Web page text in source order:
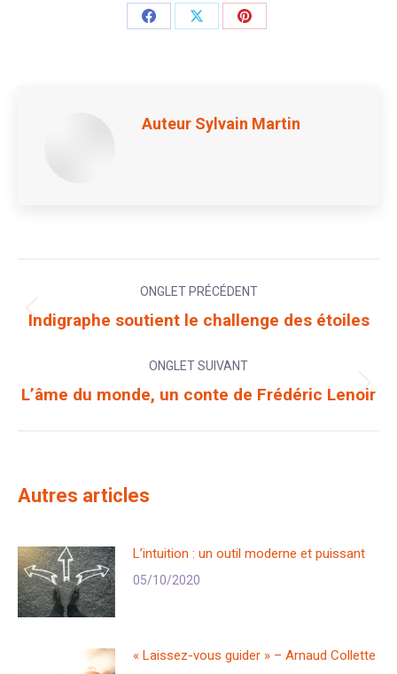
Share
Share
Share
Auteur Sylvain Martin
de
commentaire
ONGLET PRÉCÉDENT
Onglet
Indigraphe soutient le challenge des étoiles
ONGLET SUIVANT
Onglet
L’âme du monde, un conte de Frédéric Lenoir
Autres articles
L’intuition : un outil moderne et puissant
05/10/2020
« Laissez-vous guider » – Arnaud Collette